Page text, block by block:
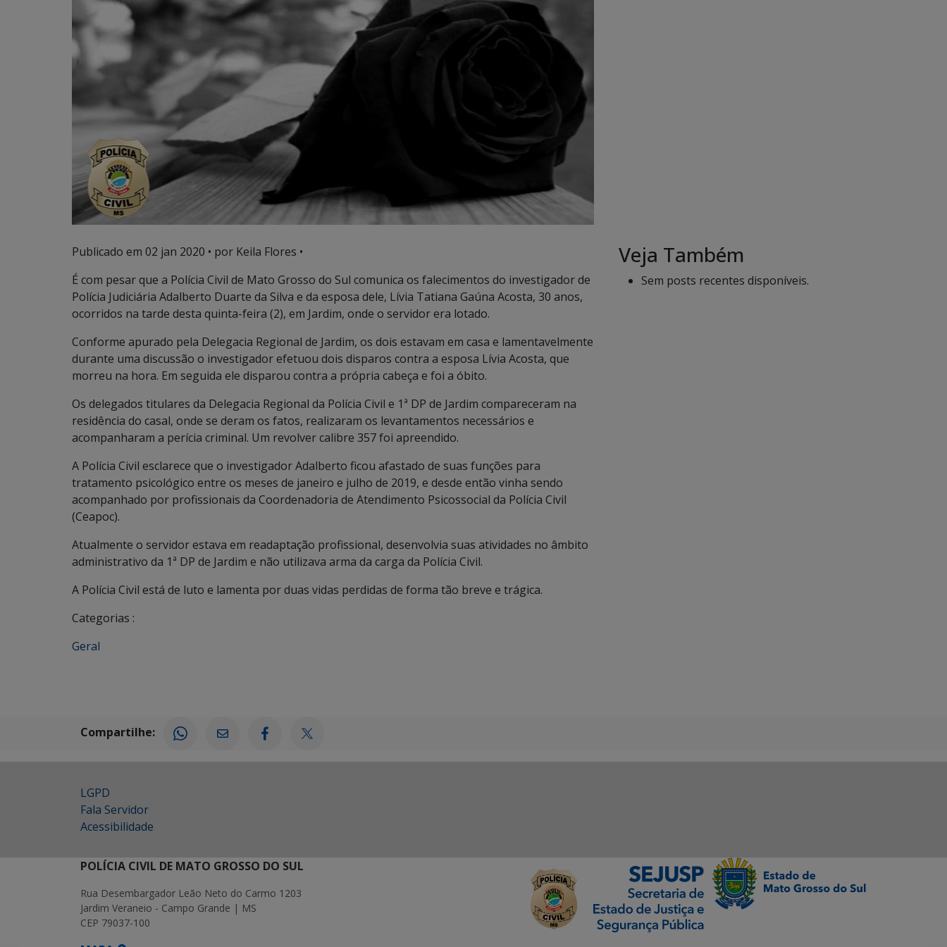
Publicado em 02 jan 2020 • por Keila Flores •
É com pesar que a Polícia Civil de Mato Grosso do Sul comunica os falecimentos do investigador de
Polícia Judiciária Adalberto Duarte da Silva e da esposa dele, Lívia Tatiana Gaúna Acosta, 30 anos,
ocorridos na tarde desta quinta-feira (2), em Jardim, onde o servidor era lotado.
Conforme apurado pela Delegacia Regional de Jardim, os dois estavam em casa e lamentavelmente
durante uma discussão o investigador efetuou dois disparos contra a esposa Lívia Acosta, que
morreu na hora. Em seguida ele disparou contra a própria cabeça e foi a óbito.
Os delegados titulares da Delegacia Regional da Polícia Civil e 1ª DP de Jardim compareceram na
residência do casal, onde se deram os fatos, realizaram os levantamentos necessários e
acompanharam a perícia criminal. Um revolver calibre 357 foi apreendido.
A Polícia Civil esclarece que o investigador Adalberto ficou afastado de suas funções para
tratamento psicológico entre os meses de janeiro e julho de 2019, e desde então vinha sendo
acompanhado por profissionais da Coordenadoria de Atendimento Psicossocial da Polícia Civil
(Ceapoc).
Atualmente o servidor estava em readaptação profissional, desenvolvia suas atividades no âmbito
administrativo da 1ª DP de Jardim e não utilizava arma da carga da Polícia Civil.
A Polícia Civil está de luto e lamenta por duas vidas perdidas de forma tão breve e trágica.
Categorias :
Geral
Veja Também
Sem posts recentes disponíveis.
Compartilhe:
LGPD
Fala Servidor
Acessibilidade
POLÍCIA CIVIL DE MATO GROSSO DO SUL
Rua Desembargador Leão Neto do Carmo 1203
Jardim Veraneio - Campo Grande | MS
CEP 79037-100